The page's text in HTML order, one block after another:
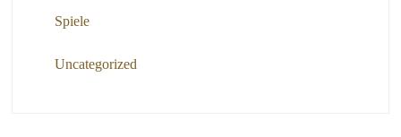
Spiele
Uncategorized